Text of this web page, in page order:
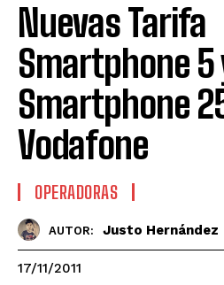
Nuevas Tarifa
Smartphone 5
Smartphone
Vodafone
OPERADORAS
AUTOR: Justo Hernández
17/11/2011